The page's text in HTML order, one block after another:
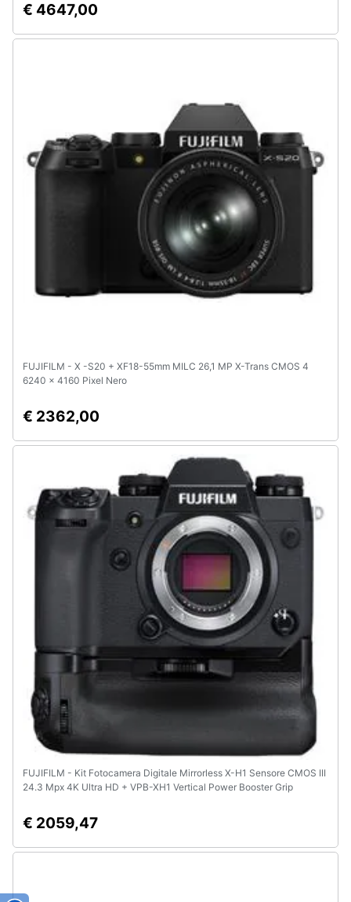
€ 4647,00
FUJIFILM - X -S20 + XF18-55mm MILC 26,1 MP X-Trans CMOS 4
6240 x 4160 Pixel Nero
€ 2362,00
FUJIFILM - Kit Fotocamera Digitale Mirrorless X-H1 Sensore CMOS III
24.3 Mpx 4K Ultra HD + VPB-XH1 Vertical Power Booster Grip
€ 2059,47